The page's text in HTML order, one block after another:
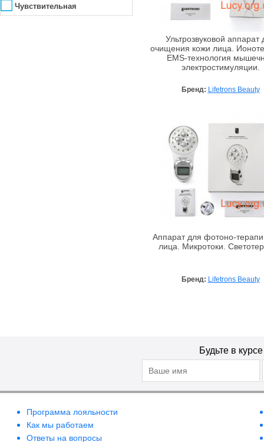
Чувствительная
Ультрозвуковой аппарат
очищения кожи лица.
EMS-технология
электростимуляции.
Бренд: Lifetrons Beauty
Аппарат для фотоно-
лица. Микротоки.
Бренд: Lifetrons Beauty
Будьте в
Программа лояльности
Как мы работаем
Ответы на вопросы